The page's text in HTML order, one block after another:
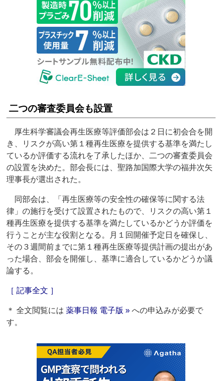
二つの審査委員会も設置
厚生科学審議会再生医療等評価部会は２日に初会合を開
き、リスクが高い第１種再生医療を提供する基準を満たし
ているか評価する流れを了承したほか、二つの審査委員会
の設置を決めた。部会長には、聖路加国際大学の福井次矢
理事長が選出された。
同部会は、「再生医療等の安全性の確保等に関する法
律」の施行を受けて設置されたもので、リスクの高い第１
種再生医療を提供する基準を満たしているかどうか評価を
行うことが主な役割となる。月１回開催予定日を確保し、
その３週間前までに第１種再生医療等提供計画の提出があ
った場合、部会を開催し、基準に適合しているかどうか議
論する。
［ 記事全文 ］
＊ 全文閲覧には薬事日報 電子版 » への申込みが必要で
す。